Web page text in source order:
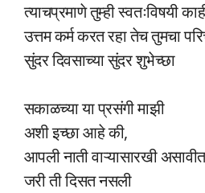
त्याचप्रमाणे तुम्ही स्वतःविषयी
उत्तम कर्म करत रहा तेच तुमचा
सुंदर दिवसाच्या सुंदर शुभेच्छा
सकाळच्या या प्रसंगी माझी
अशी इच्छा आहे की,
आपली नाती वाऱ्यासारखी
जरी ती दिसत नसली